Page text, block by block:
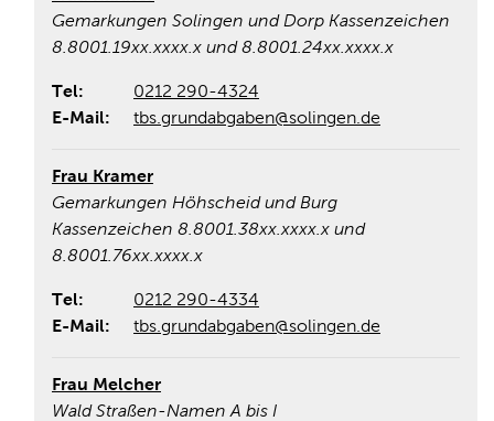
Gemarkungen Solingen und Dorp Kassenzeichen
8.8001.19xx.xxxx.x und 8.8001.24xx.xxxx.x
Tel:
0212 290-4324
E-Mail:
tbs.grundabgaben@solingen.de
Frau Kramer
Gemarkungen Höhscheid und Burg
Kassenzeichen 8.8001.38xx.xxxx.x und
8.8001.76xx.xxxx.x
Tel:
0212 290-4334
E-Mail:
tbs.grundabgaben@solingen.de
Frau Melcher
Wald Straßen-Namen A bis I